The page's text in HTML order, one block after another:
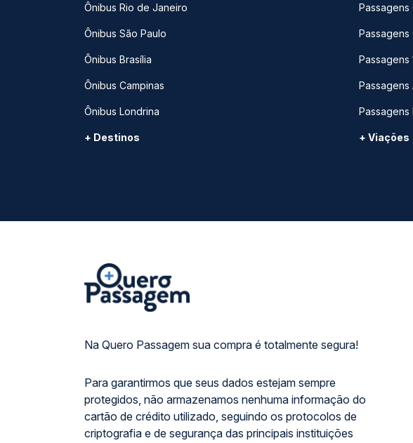
Ônibus Rio de Janeiro
Ônibus São Paulo
Ônibus Brasília
Ônibus Campinas
Ônibus Londrina
+ Destinos
Passagens
Passagens
Passagens
Passagens
Passagens
+ Viações
Na Quero Passagem sua compra é totalmente segura!
Para garantirmos que seus dados estejam sempre
protegidos, não armazenamos nenhuma informação do
cartão de crédito utilizado, seguindo os protocolos de
criptografia e de segurança das principais instituições